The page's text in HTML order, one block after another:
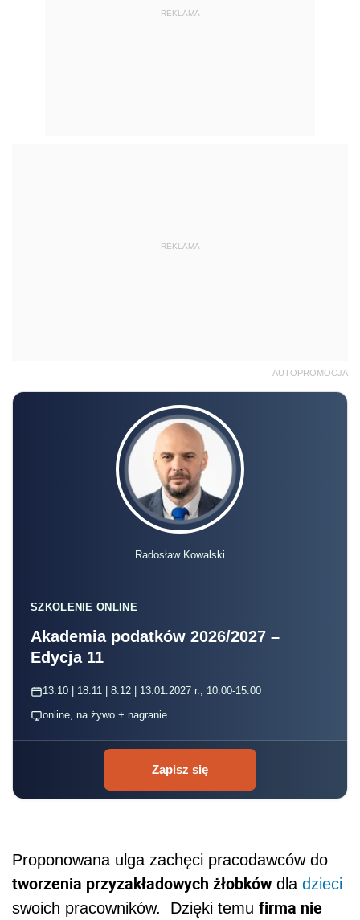
REKLAMA
REKLAMA
AUTOPROMOCJA
Radosław Kowalski
SZKOLENIE ONLINE
Akademia podatków 2026/2027 –
Edycja 11
13.10 | 18.11 | 8.12 | 13.01.2027 r., 10:00-15:00
online, na żywo + nagranie
Zapisz się
Proponowana ulga zachęci pracodawców do
tworzenia przyzakładowych żłobków dla dzieci
swoich pracowników. Dzięki temu firma nie